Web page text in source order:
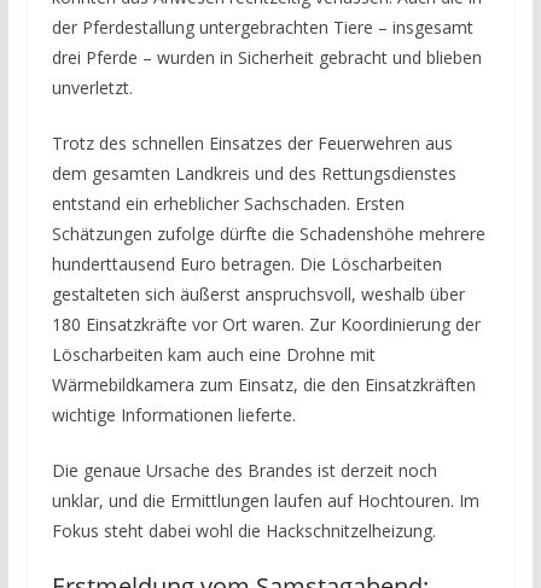
der Pferdestallung untergebrachten Tiere – insgesamt
drei Pferde – wurden in Sicherheit gebracht und blieben
unverletzt.
Trotz des schnellen Einsatzes der Feuerwehren aus
dem gesamten Landkreis und des Rettungsdienstes
entstand ein erheblicher Sachschaden. Ersten
Schätzungen zufolge dürfte die Schadenshöhe mehrere
hunderttausend Euro betragen. Die Löscharbeiten
gestalteten sich äußerst anspruchsvoll, weshalb über
180 Einsatzkräfte vor Ort waren. Zur Koordinierung der
Löscharbeiten kam auch eine Drohne mit
Wärmebildkamera zum Einsatz, die den Einsatzkräften
wichtige Informationen lieferte.
Die genaue Ursache des Brandes ist derzeit noch
unklar, und die Ermittlungen laufen auf Hochtouren. Im
Fokus steht dabei wohl die Hackschnitzelheizung.